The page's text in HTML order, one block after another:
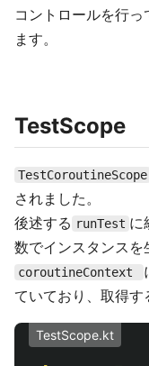
コントロールを行
ます。
TestScope
TestCoroutineScope
されました。
後述する runTest に
数でインスタンスを
coroutineContext
ていており、取得す
TestScope.kt